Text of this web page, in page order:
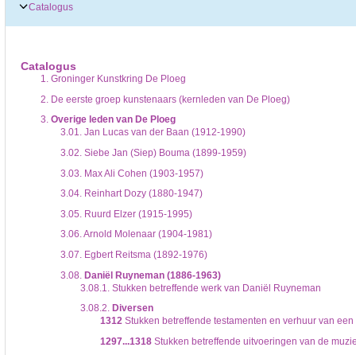
De inleiding op het archief bevat interessante informatie over de
bevatten.
Bij het zoeken in de inventaris wordt de hiërarchie gevolgd. De rubrieken in
Catalogus
Catalogus
1.Groninger Kunstkring De Ploeg
2.De eerste groep kunstenaars (kernleden van De Ploeg)
3. Overige leden van De Ploeg
3.01.Jan Lucas van der Baan (1912-1990)
3.02.Siebe Jan (Siep) Bouma (1899-1959)
3.03. Max Ali Cohen (1903-1957)
3.04.Reinhart Dozy (1880-1947)
3.05.Ruurd Elzer (1915-1995)
3.06.Arnold Molenaar (1904-1981)
3.07.Egbert Reitsma (1892-1976)
3.08. Daniël Ruyneman (1886-1963)
3.08.1.
Stukken betreffende werk van Daniël Ruyneman
3.08.2. Diversen
1312Stukken betreffende testamenten en verhuur van
1297...1318Stukken betreffende uitvoeringen van de